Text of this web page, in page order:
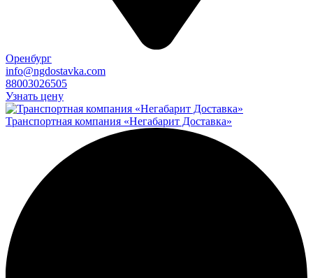
Оренбург
info@ngdostavka.com
88003026505
Узнать цену
Транспортная компания «Негабарит Доставка»